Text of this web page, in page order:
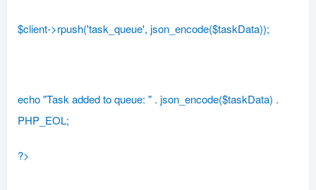
$client->rpush('task_queue', json_encode($taskData));
echo "Task added to queue: " . json_encode($taskData) .
PHP_EOL;
?>